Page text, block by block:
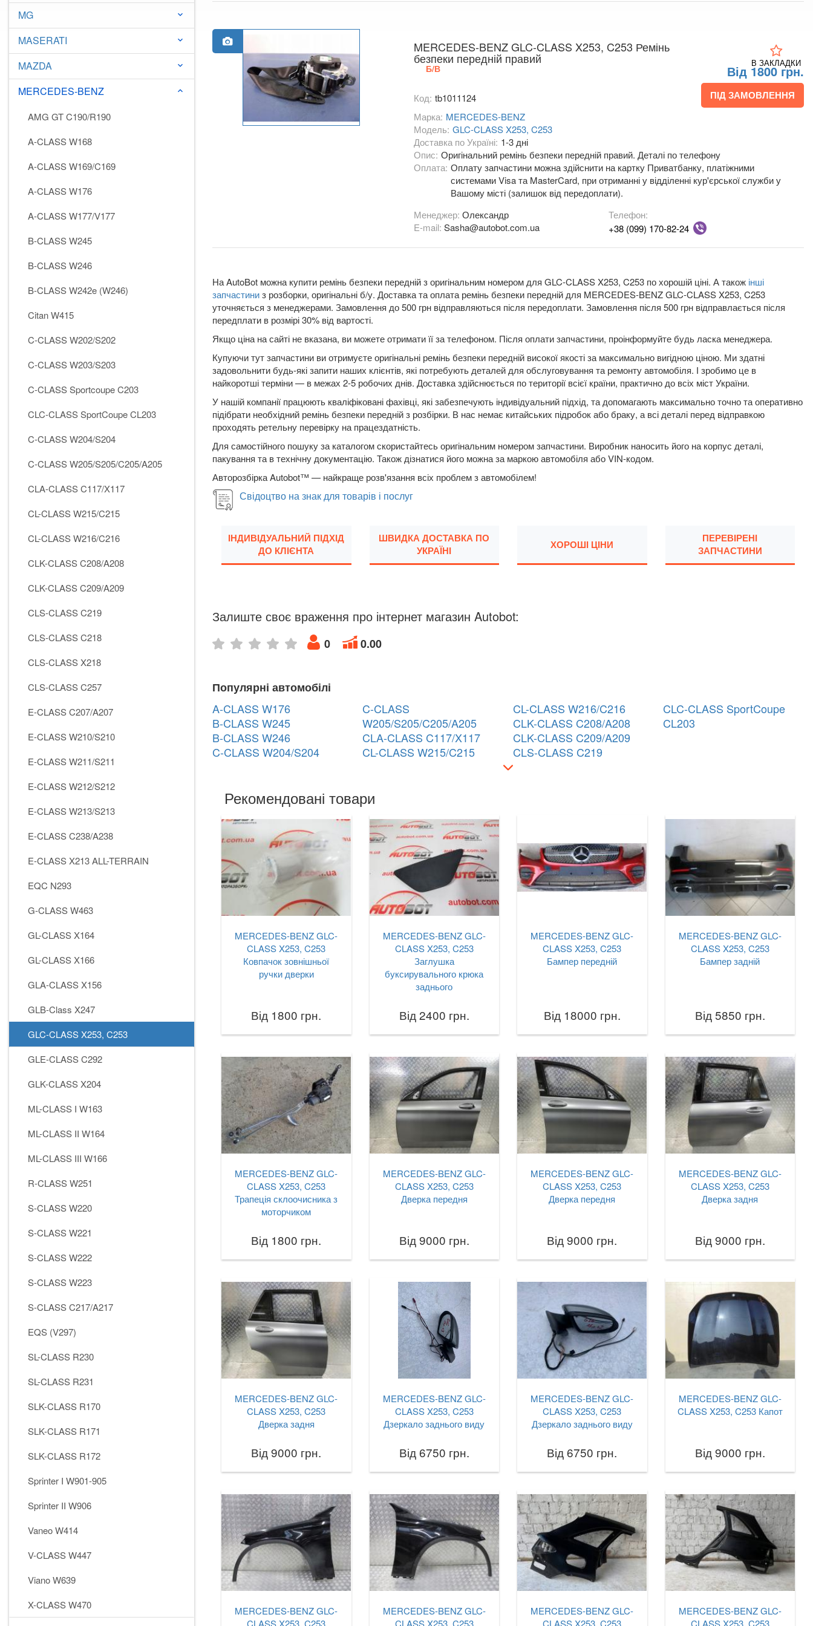
MG keyboard_arrow_down
MASERATI keyboard_arrow_down
MAZDA keyboard_arrow_down
MERCEDES-BENZ keyboard_arrow_down
AMG GT C190/R190
A-CLASS W168
A-CLASS W169/C169
A-CLASS W176
A-CLASS W177/V177
B-CLASS W245
B-CLASS W246
B-CLASS W242e (W246)
Citan W415
C-CLASS W202/S202
C-CLASS W203/S203
C-CLASS Sportcoupe C203
CLC-CLASS SportCoupe CL203
C-CLASS W204/S204
C-CLASS W205/S205/C205/A205
CLA-CLASS C117/X117
CL-CLASS W215/C215
CL-CLASS W216/C216
CLK-CLASS C208/A208
CLK-CLASS C209/A209
CLS-CLASS C219
CLS-CLASS C218
CLS-CLASS X218
CLS-CLASS C257
E-CLASS C207/A207
E-CLASS W210/S210
E-CLASS W211/S211
E-CLASS W212/S212
E-CLASS W213/S213
E-CLASS C238/A238
E-CLASS X213 ALL-TERRAIN
EQC N293
G-CLASS W463
GL-CLASS X164
GL-CLASS X166
GLA-CLASS X156
GLB-Class X247
GLC-CLASS X253, C253
GLE-CLASS C292
GLK-CLASS X204
ML-CLASS I W163
ML-CLASS II W164
ML-CLASS III W166
R-CLASS W251
S-CLASS W220
S-CLASS W221
S-CLASS W222
S-CLASS W223
S-CLASS C217/A217
EQS (V297)
SL-CLASS R230
SL-CLASS R231
SLK-CLASS R170
SLK-CLASS R171
SLK-CLASS R172
Sprinter I W901-905
Sprinter II W906
Vaneo W414
V-CLASS W447
Viano W639
X-CLASS W470
MERCEDES-BENZ GLC-CLASS X253, C253 Ремінь
безпеки передній правий
Б/В Від 1800 грн.
ПІД ЗАМОВЛЕННЯ
В ЗАКЛАДКИ
Код: tb1011124
Марка: MERCEDES-BENZ
Модель: GLC-CLASS X253, C253
Доставка по Україні: 1-3 дні
Опис: Оригінальний ремінь безпеки передній правий. Деталі по телефону
Оплата: Оплату запчастини можна здійснити на картку Приватбанку, платіжними
системами Visa та MasterCard, при отриманні у відділенні кур'єрської служби у
Вашому місті (залишок від передоплати).
Менеджер: Олександр
E-mail: Sasha@autobot.com.ua
Телефон:
+38 (099) 170-82-24
На AutoBot можна купити ремінь безпеки передній з оригінальним номером для GLC-CLASS X253, C253 по хорошій ціні. А також інші
запчастиниз розборки, оригінальні б/у. Доставка та оплата ремінь безпеки передній для MERCEDES-BENZ GLC-CLASS X253, C253
уточняється з менеджерами. Замовлення до 500 грн відправляються після передоплати. Замовлення після 500 грн відправлається після
передплати в розмірі 30% від вартості.
Якщо ціна на сайті не вказана, ви можете отримати її за телефоном. Після оплати запчастини, проінформуйте будь ласка менеджера.
Купуючи тут запчастини ви отримуєте оригінальні ремінь безпеки передній високої якості за максимально вигідною ціною. Ми здатні
задовольнити будь-які запити наших клієнтів, які потребують деталей для обслуговування та ремонту автомобіля. І зробимо це в
найкоротші терміни — в межах 2-5 робочих днів. Доставка здійснюється по території всієї країни, практично до всіх міст України.
У нашій компанії працюють кваліфіковані фахівці, які забезпечують індивідуальний підхід, та допомагають максимально точно та оперативно
підібрати необхідний ремінь безпеки передній з розбірки. В нас немає китайських підробок або браку, а всі деталі перед відправкою
проходять ретельну перевірку на працездатність.
Для самостійного пошуку за каталогом скористайтесь оригінальним номером запчастини. Виробник наносить його на корпус деталі,
пакування та в технічну документацію. Також дізнатися його можна за маркою автомобіля або VIN-кодом.
Авторозбірка Autobot™ — найкраще розв'язання всіх проблем з автомобілем!
Свідоцтво на знак для товарів і послуг
ІНДИВІДУАЛЬНИЙ ПІДХІД
ДО КЛІЄНТА
ШВИДКА ДОСТАВКА ПО
УКРАЇНІ
ХОРОШІ ЦІНИ
ПЕРЕВІРЕНІ
ЗАПЧАСТИНИ
Залиште своє враження про інтернет магазин Autobot:
0 0.00
Популярні автомобілі
A-CLASS W176
B-CLASS W245
B-CLASS W246
C-CLASS W204/S204
C-CLASS
W205/S205/C205/A205
CLA-CLASS C117/X117
CL-CLASS W215/C215
CL-CLASS W216/C216
CLK-CLASS C208/A208
CLK-CLASS C209/A209
CLS-CLASS C219
CLC-CLASS SportCoupe
CL203
Рекомендовані товари
MERCEDES-BENZ GLC-
CLASS X253, C253
Ковпачок зовнішньої
ручки дверки
Від 1800 грн.
MERCEDES-BENZ GLC-
CLASS X253, C253
Заглушка
буксирувального крюка
заднього
Від 2400 грн.
MERCEDES-BENZ GLC-
CLASS X253, C253
Бампер передній
Від 18000 грн.
MERCEDES-BENZ GLC-
CLASS X253, C253
Бампер задній
Від 5850 грн.
MERCEDES-BENZ GLC-
CLASS X253, C253
Трапеція склоочисника з
моторчиком
Від 1800 грн.
MERCEDES-BENZ GLC-
CLASS X253, C253
Дверка передня
Від 9000 грн.
MERCEDES-BENZ GLC-
CLASS X253, C253
Дверка передня
Від 9000 грн.
MERCEDES-BENZ GLC-
CLASS X253, C253
Дверка задня
Від 9000 грн.
MERCEDES-BENZ GLC-
CLASS X253, C253
Дверка задня
Від 9000 грн.
MERCEDES-BENZ GLC-
CLASS X253, C253
Дзеркало заднього виду
Від 6750 грн.
MERCEDES-BENZ GLC-
CLASS X253, C253
Дзеркало заднього виду
Від 6750 грн.
MERCEDES-BENZ GLC-
CLASS X253, C253 Капот
Від 9000 грн.
MERCEDES-BENZ GLC-
CLASS X253, C253
MERCEDES-BENZ GLC-
CLASS X253, C253
MERCEDES-BENZ GLC-
CLASS X253, C253
MERCEDES-BENZ GLC-
CLASS X253, C253